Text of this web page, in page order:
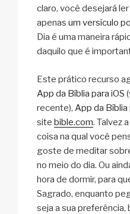
claro, você desejará
apenas um versículo
Dia é uma maneira
daquilo que é
Este prático recurso
App da Bíblia para iOS
recente), App da Bíblia
site bible.com. Talvez
coisa na qual você
goste de meditar
no meio do dia. Ou
hora de dormir, para
Sagrado, enquanto
seja a sua